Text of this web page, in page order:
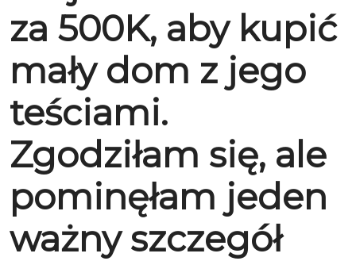
za 500K, aby kupić
mały dom z jego
teściami.
Zgodziłam się, ale
pominęłam jeden
ważny szczegół